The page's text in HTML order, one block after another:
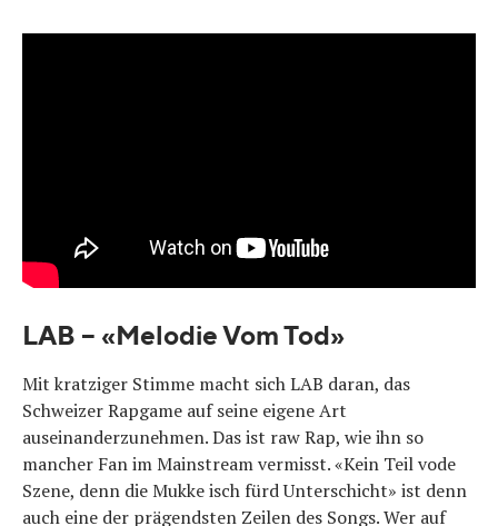
LAB – «Melodie Vom Tod»
Mit kratziger Stimme macht sich LAB daran, das
Schweizer Rapgame auf seine eigene Art
auseinanderzunehmen. Das ist raw Rap, wie ihn so
mancher Fan im Mainstream vermisst. «Kein Teil vode
Szene, denn die Mukke isch fürd Unterschicht» ist denn
auch eine der prägendsten Zeilen des Songs. Wer auf